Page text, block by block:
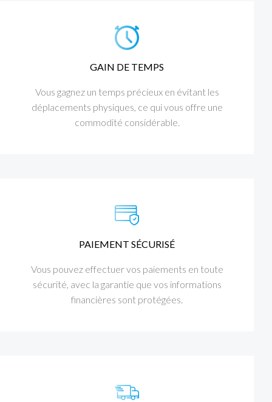
GAIN DE TEMPS
Vous gagnez un temps précieux en évitant les
déplacements physiques, ce qui vous offre une
commodité considérable.
PAIEMENT SÉCURISÉ
Vous pouvez effectuer vos paiements en toute
sécurité, avec la garantie que vos informations
financières sont protégées.